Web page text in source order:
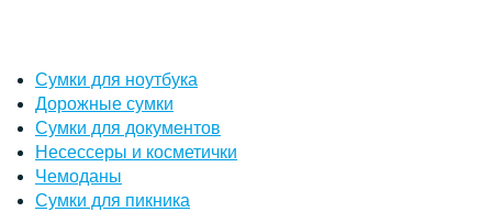
Сумки для ноутбука
Дорожные сумки
Сумки для документов
Несессеры и косметички
Чемоданы
Сумки для пикника